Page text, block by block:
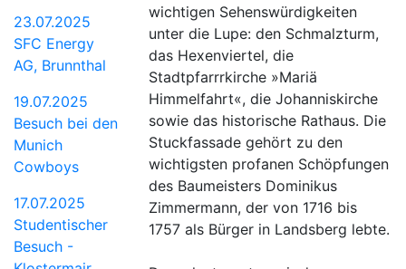
23.07.2025
SFC Energy
AG, Brunnthal
19.07.2025
Besuch bei den
Munich
Cowboys
17.07.2025
Studentischer
Besuch -
wichtigen Sehenswürdigkeiten
unter die Lupe: den Schmalzturm,
das Hexenviertel, die
Stadtpfarrrkirche »Mariä
Himmelfahrt«, die Johanniskirche
sowie das historische Rathaus. Die
Stuckfassade gehört zu den
wichtigsten profanen Schöpfungen
des Baumeisters Dominikus
Zimmermann, der von 1716 bis
1757 als Bürger in Landsberg lebte.